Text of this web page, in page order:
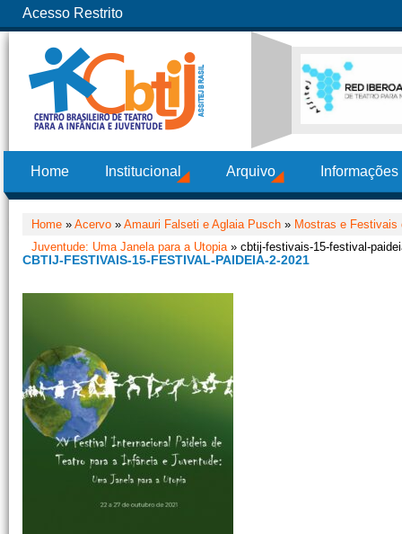
Acesso Restrito
Home Institucional Arquivo
Home » Acervo » Amauri Falseti e Aglaia Pusch » Mostras e Festivais
Juventude: Uma Janela para a Utopia» cbtij-festivais-15-festival-
CBTIJ-FESTIVAIS-15-FESTIVAL-PAIDEIA-2-2021